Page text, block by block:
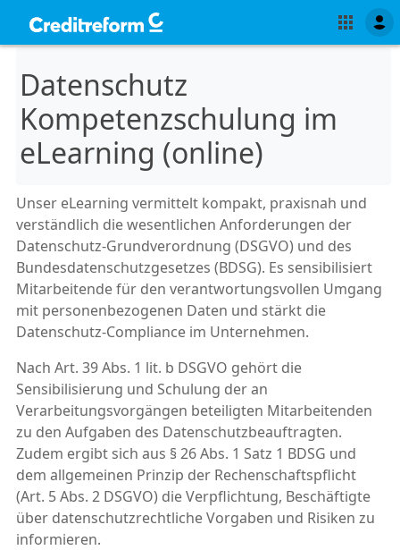
Datenschutz
Kompetenzschulung im
eLearning (online)
Unser eLearning vermittelt kompakt, praxisnah und
verständlich die wesentlichen Anforderungen der
Datenschutz-Grundverordnung (DSGVO) und des
Bundesdatenschutzgesetzes (BDSG). Es sensibilisiert
Mitarbeitende für den verantwortungsvollen Umgang
mit personenbezogenen Daten und stärkt die
Datenschutz-Compliance im Unternehmen.
Nach Art. 39 Abs. 1 lit. b DSGVO gehört die
Sensibilisierung und Schulung der an
Verarbeitungsvorgängen beteiligten Mitarbeitenden
zu den Aufgaben des Datenschutzbeauftragten.
Zudem ergibt sich aus § 26 Abs. 1 Satz 1 BDSG und
dem allgemeinen Prinzip der Rechenschaftspflicht
(Art. 5 Abs. 2 DSGVO) die Verpflichtung, Beschäftigte
über datenschutzrechtliche Vorgaben und Risiken zu
informieren.